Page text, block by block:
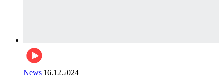
News 16.12.2024